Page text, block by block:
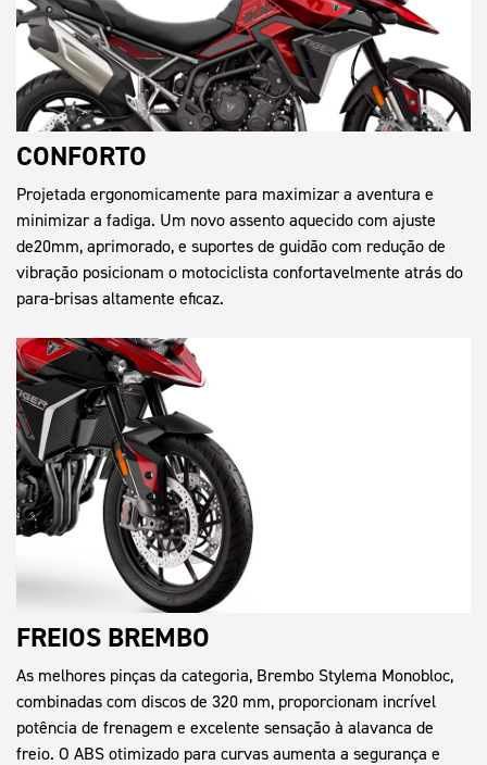
CONFORTO
Projetada ergonomicamente para maximizar a aventura e
minimizar a fadiga. Um novo assento aquecido com ajuste
de20mm, aprimorado, e suportes de guidão com redução de
vibração posicionam o motociclista confortavelmente atrás do
para-brisas altamente eficaz.
FREIOS BREMBO
As melhores pinças da categoria, Brembo Stylema Monobloc,
combinadas com discos de 320 mm, proporcionam incrível
potência de frenagem e excelente sensação à alavanca de
freio. O ABS otimizado para curvas aumenta a segurança e